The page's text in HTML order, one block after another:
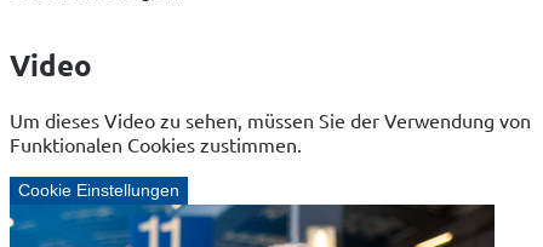
Video
Um dieses Video zu sehen, müssen Sie der Verwendung von
Funktionalen Cookies zustimmen.
Cookie Einstellungen